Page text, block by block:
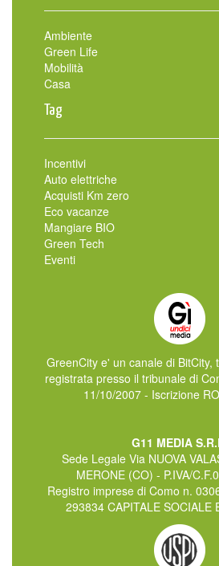
Ambiente
Green Life
Mobilità
Casa
Tag
Incentivi
Auto elettriche
Acquisti Km zero
Eco vacanze
Mangiare BIO
Green Tech
Eventi
GreenCity e' un canale di BitCity,
registrata presso il tribunale di
11/10/2007 - Iscrizione
G11 MEDIA
Sede Legale Via NUOVA
MERONE (CO) - P.IVA/
Registro imprese di Como n.
293834 CAPITALE SOCIALE